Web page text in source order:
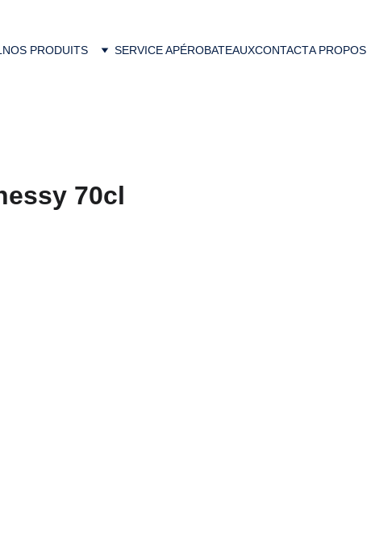
NOS PRODUITS SERVICE APÉROBATEAUXCONTACTA PROPOS